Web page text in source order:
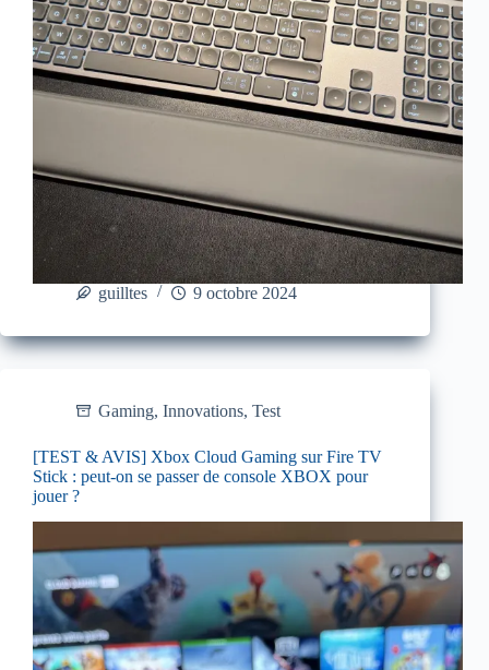
guilltes 9 octobre 2024
Gaming, Innovations, Test
[TEST & AVIS] Xbox Cloud Gaming sur Fire TV
Stick : peut-on se passer de console XBOX pour
jouer ?